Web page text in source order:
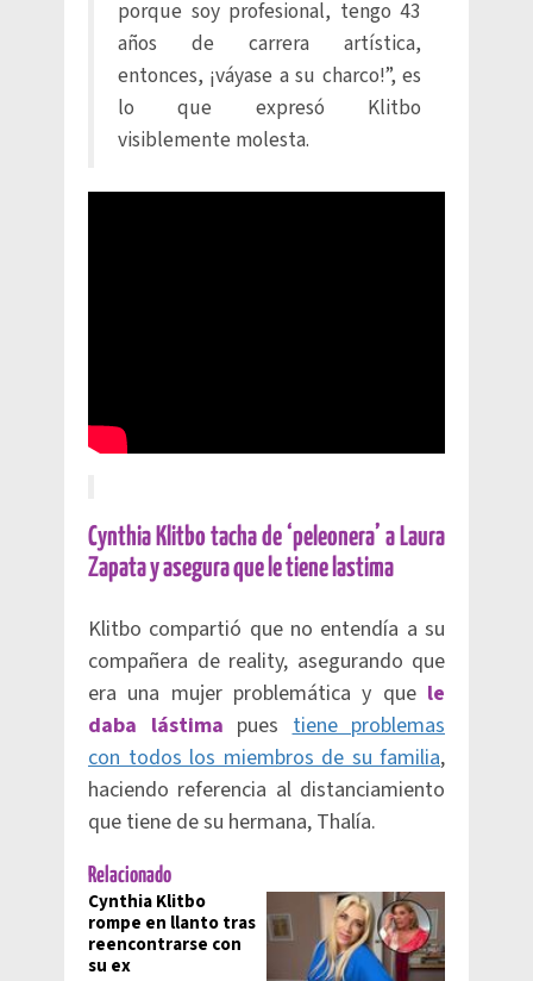
porque soy profesional, tengo 43
años de carrera artística,
entonces, ¡váyase a su charco!”, es
lo que expresó Klitbo
visiblemente molesta.
Cynthia Klitbo tacha de ‘peleonera’ a Laura
Zapata y asegura que le tiene lastima
Klitbo compartió que no entendía a su
compañera de reality, asegurando que
era una mujer problemática y que le
daba lástima puestiene problemas
con todos los miembros de su familia,
haciendo referencia al distanciamiento
que tiene de su hermana, Thalía.
Relacionado
Cynthia Klitbo
rompe en llanto tras
reencontrarse con
su ex